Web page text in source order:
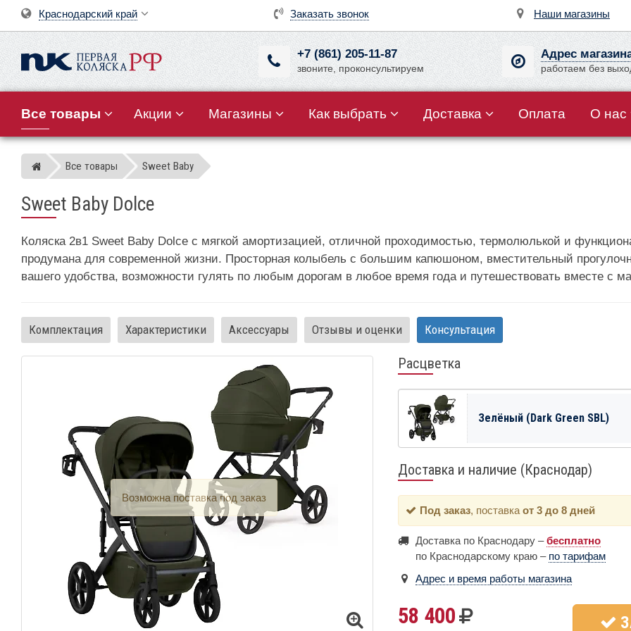
Заказать звонок Наши магазины
Краснодарский край
+7 (861) 205-11-87
звоните, проконсультируем
Адрес
работаем без
Все товары Акции Магазины Как выбрать Доставка Оплата О нас
Магазин детских колясок
Все товары Sweet Baby
Sweet Baby Dolce
Коляска 2в1 Sweet Baby Dolce с мягкой амортизацией, отличной проходимостью, термолюлькой и
продумана для современной жизни. Просторная колыбель с большим капюшоном, вместительный
вашего удобства, возможности гулять по любым дорогам в любое время года и путешествовать вместе с
Комплектация Характеристики Аксессуары Отзывы и оценки Консультация
Расцветка
Зелёный (Dark Green SBL)
Доставка и наличие (Краснодар)
Под заказ, поставка от 3 до 8 дней
Доставка по Краснодару –бесплатно
по Краснодарскому краю – по тарифам
Адрес и время работы магазина
58 400